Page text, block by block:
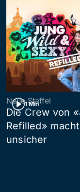
1 Min
Neue Staffel
Die Crew von
Refilled»
unsicher